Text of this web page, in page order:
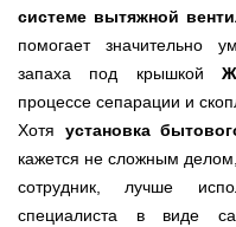
системе вытяжной
помогает значительно
запаха под крышкой
процессе сепарации и
Хотя установка
кажется не сложным
сотрудник, лучше
специалиста в виде